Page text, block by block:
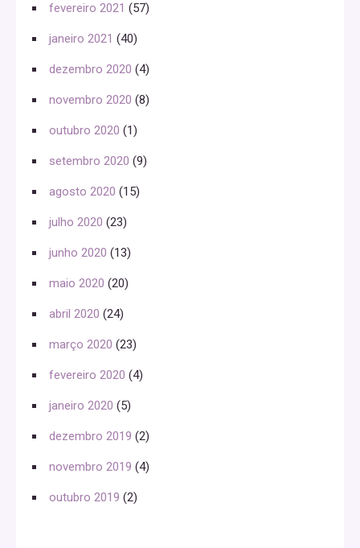
fevereiro 2021 (57)
janeiro 2021 (40)
dezembro 2020 (4)
novembro 2020 (8)
outubro 2020 (1)
setembro 2020 (9)
agosto 2020 (15)
julho 2020 (23)
junho 2020 (13)
maio 2020 (20)
abril 2020 (24)
março 2020 (23)
fevereiro 2020 (4)
janeiro 2020 (5)
dezembro 2019 (2)
novembro 2019 (4)
outubro 2019 (2)